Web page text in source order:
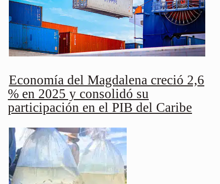
Economía del Magdalena creció 2,6
% en 2025 y consolidó su
participación en el PIB del Caribe